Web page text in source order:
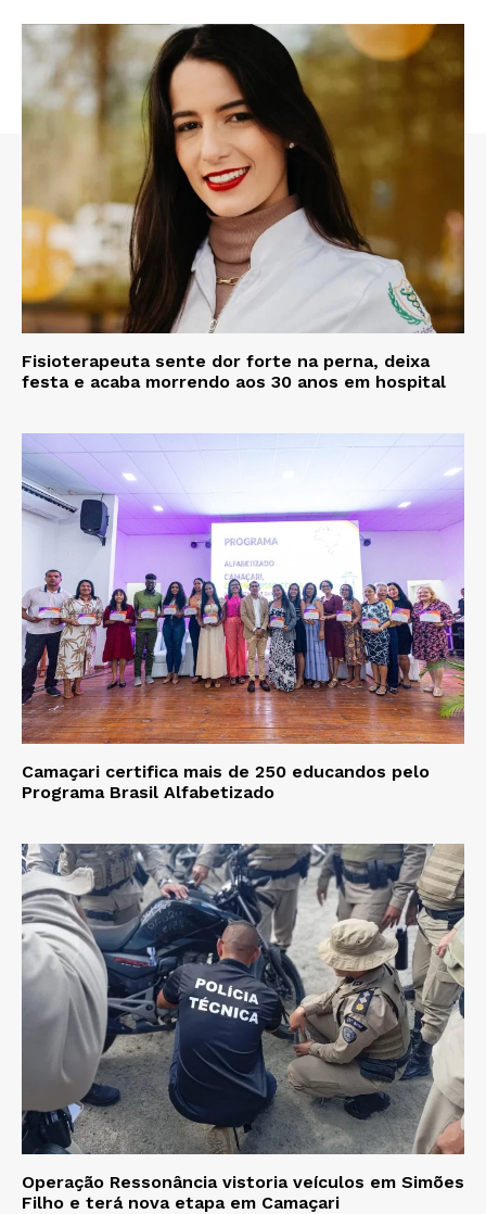
Fisioterapeuta sente dor forte na perna, deixa
festa e acaba morrendo aos 30 anos em hospital
Camaçari certifica mais de 250 educandos pelo
Programa Brasil Alfabetizado
Operação Ressonância vistoria veículos em Simões
Filho e terá nova etapa em Camaçari